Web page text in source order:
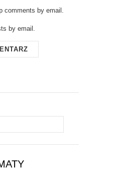
comments by email.
by email.